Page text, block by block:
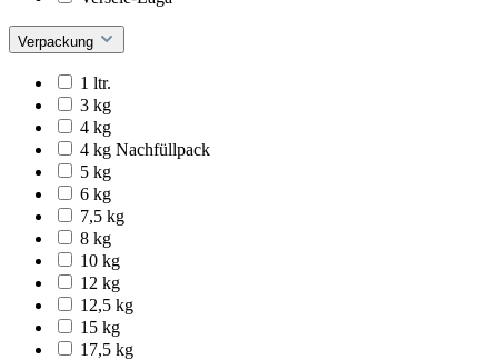
Verpackung
1 ltr.
3 kg
4 kg
4 kg Nachfüllpack
5 kg
6 kg
7,5 kg
8 kg
10 kg
12 kg
12,5 kg
15 kg
17,5 kg